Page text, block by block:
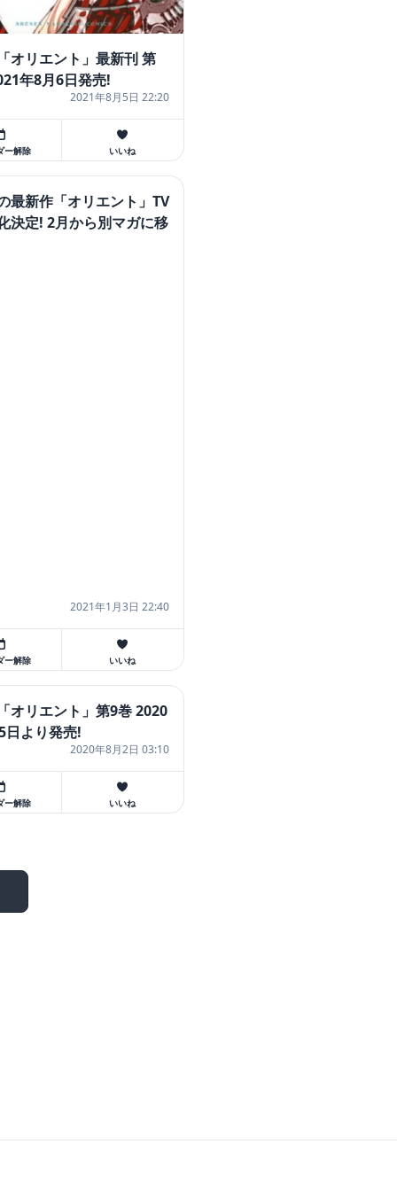
オリエント」最新刊 第
年8月6日発売!
2021年8月5日 22:20
ー解除 いいね
最新作「オリエント」TV
決定! 2月から別マガに移
2021年1月3日 22:40
ー解除 いいね
オリエント」第9巻 2020
日より発売!
2020年8月2日 03:10
ー解除 いいね